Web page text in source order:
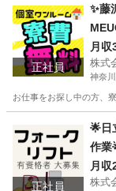
正社員
✨藤
月収
株式
神奈
お仕事をお探し中の方、
正社員
🌟日
作業
月収
株式